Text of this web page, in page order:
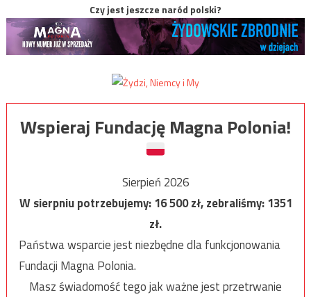
Czy jest jeszcze naród polski?
Wspieraj Fundację Magna Polonia!
Sierpień 2026
W sierpniu potrzebujemy:16 500zł, zebraliśmy:1351
zł.
Państwa wsparcie jest niezbędne dla funkcjonowania
Fundacji Magna Polonia.
Masz świadomość tego jak ważne jest przetrwanie